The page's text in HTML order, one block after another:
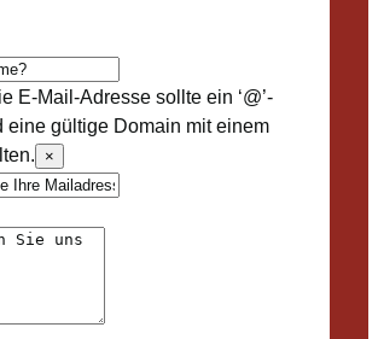
E-Mail-Adresse sollte ein ‘@’-
eine gültige Domain mit einem
×